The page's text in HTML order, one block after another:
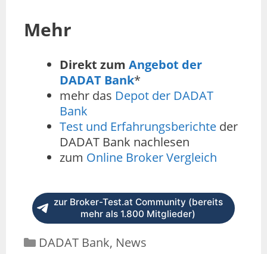
Mehr
Direkt zum Angebot der
DADAT Bank*
mehr das Depot der DADAT
Bank
Test und Erfahrungsberichte der
DADAT Bank nachlesen
zum Online Broker Vergleich
zur Broker-Test.at Community (bereits
mehr als 1.800 Mitglieder)
Kategorien
DADAT Bank, News